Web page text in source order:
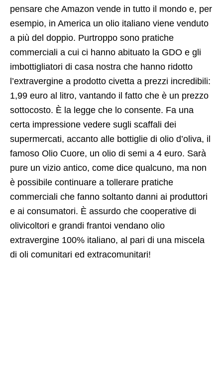
pensare che Amazon vende in tutto il mondo e, per
esempio, in America un olio italiano viene venduto
a più del doppio. Purtroppo sono pratiche
commerciali a cui ci hanno abituato la GDO e gli
imbottigliatori di casa nostra che hanno ridotto
l’extravergine a prodotto civetta a prezzi incredibili:
1,99 euro al litro, vantando il fatto che è un prezzo
sottocosto. È la legge che lo consente. Fa una
certa impressione vedere sugli scaffali dei
supermercati, accanto alle bottiglie di olio d’oliva, il
famoso Olio Cuore, un olio di semi a 4 euro. Sarà
pure un vizio antico, come dice qualcuno, ma non
è possibile continuare a tollerare pratiche
commerciali che fanno soltanto danni ai produttori
e ai consumatori. È assurdo che cooperative di
olivicoltori e grandi frantoi vendano olio
extravergine 100% italiano, al pari di una miscela
di oli comunitari ed extracomunitari!